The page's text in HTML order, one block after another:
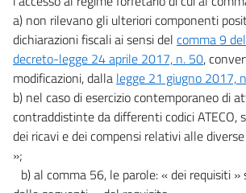
a) non rilevano gli ulteriori componenti
dichiarazioni fiscali ai sensi del comma 9
decreto-legge 24 aprile 2017, n. 50,
modificazioni, dalla legge 21 giugno 2017,
b) nel caso di esercizio contemporaneo di
contraddistinte da differenti codici ATECO,
dei ricavi e dei compensi relativi alle
»;
b) al comma 56, le parole: « dei requisiti